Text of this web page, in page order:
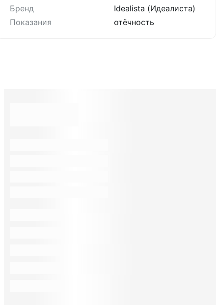
Бренд
Idealista (Идеалиста)
Показания
отёчность